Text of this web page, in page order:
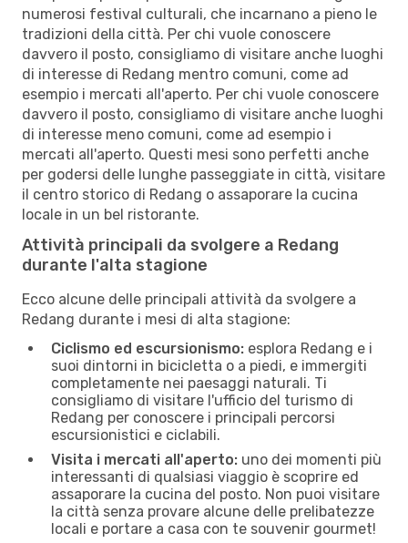
numerosi festival culturali, che incarnano a pieno le
tradizioni della città. Per chi vuole conoscere
davvero il posto, consigliamo di visitare anche luoghi
di interesse di Redang mentro comuni, come ad
esempio i mercati all'aperto. Per chi vuole conoscere
davvero il posto, consigliamo di visitare anche luoghi
di interesse meno comuni, come ad esempio i
mercati all'aperto. Questi mesi sono perfetti anche
per godersi delle lunghe passeggiate in città, visitare
il centro storico di Redang o assaporare la cucina
locale in un bel ristorante.
Attività principali da svolgere a Redang
durante l'alta stagione
Ecco alcune delle principali attività da svolgere a
Redang durante i mesi di alta stagione:
Ciclismo ed escursionismo: esplora Redang e i
suoi dintorni in bicicletta o a piedi, e immergiti
completamente nei paesaggi naturali. Ti
consigliamo di visitare l'ufficio del turismo di
Redang per conoscere i principali percorsi
escursionistici e ciclabili.
Visita i mercati all'aperto: uno dei momenti più
interessanti di qualsiasi viaggio è scoprire ed
assaporare la cucina del posto. Non puoi visitare
la città senza provare alcune delle prelibatezze
locali e portare a casa con te souvenir gourmet!